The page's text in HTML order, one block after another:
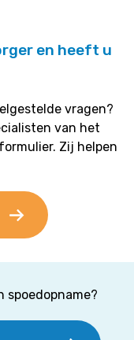
en heeft u
vragen?
van het
Zij helpen
spoedopname?